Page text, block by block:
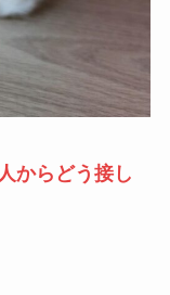
からどう接し